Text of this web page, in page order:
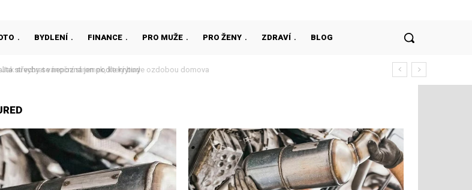
BYDLENÍ FINANCE PRO MUŽE PRO ŽENY ZDRAVÍ BLOG
si vybrat vánoční stromek, který bude ozdobou domova